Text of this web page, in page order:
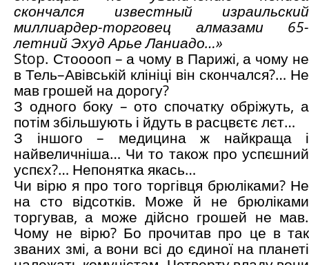
скончался известный израильский
миллиардер-торговец алмазами 65-
летний Эхуд Арье Ланиадо…»
Stop. Стооооп – а чому в Парижі, а чому не
в Тель–Авівській клініці він скончался?… Не
мав грошей на дорогу?
З одного боку – ото спочатку обріжуть, а
потім збільшують і йдуть в расцвєтє лєт…
З іншого – медицина ж найкраща і
найвеличніша… Чи то також про успєшний
успєх?… Непонятка якась…
Чи вірю я про того торгівця брюліками? Не
на сто відсотків. Може й не брюліками
торгував, а може дійсно грошей не мав.
Чому не вірю? Бо прочитав про це в так
званих змі, а вони всі до єдиної на планеті